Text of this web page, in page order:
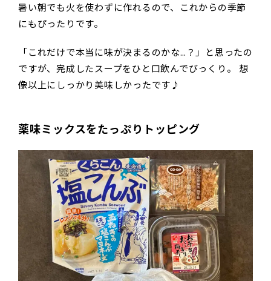
暑い朝でも火を使わずに作れるので、これからの季節
にもぴったりです。
「これだけで本当に味が決まるのかな…？」と思ったの
ですが、完成したスープをひと口飲んでびっくり。 想
像以上にしっかり美味しかったです♪
薬味ミックスをたっぷりトッピング